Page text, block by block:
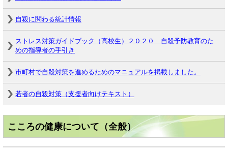
自殺に関わる統計情報
ストレス対策ガイドブック（高校生）２０２０ 自殺予防教育のた
めの指導者の手引き
市町村で自殺対策を進めるためのマニュアルを掲載しました。
若者の自殺対策（支援者向けテキスト）
こころの健康について（全般）